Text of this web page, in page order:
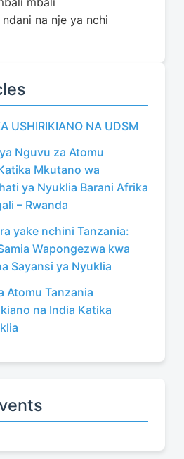
na nje ya nchi
USHIRIKIANO NA UDSM
Nguvu za Atomu
Mkutano wa
ya Nyuklia Barani Afrika
– Rwanda
yake nchini Tanzania:
Wapongezwa kwa
Sayansi ya Nyuklia
Atomu Tanzania
na India Katika